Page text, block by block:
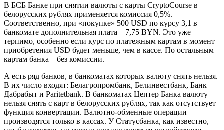
В БСБ Банке при снятии валюты с карты CryptoCourse в
белорусских рублях применяется комиссия 0,5%.
Соответственно, при «покупке» 500 USD по курсу 3,1 в
банкомате дополнительная плата – 7,75 BYN. Это уже
терпимо, особенно если курс по платежным картам в момент
приобретения USD будет меньше, чем в кассе. По остальным
картам банка – без комиссии.
А есть ряд банков, в банкоматах которых валюту снять нельзя.
В их число входят: Белагропромбанк, Белинвестбанк, Банк
Дабрабыт и Paritetbank. В банкоматах Цептер Банка валюту
нельзя снять с карт в белорусских рублях, так как отсутствует
функция конвертации. Валютно-обменные операции
производятся только в кассах. У Статусбанка, как известно,